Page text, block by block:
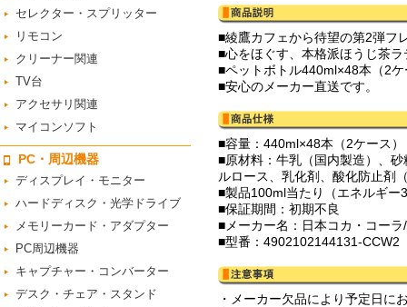
セレクター・スプリッター
リモコン
クリーナー関連
TV台
アクセサリ関連
マイコンソフト
PC・周辺機器
ディスプレイ・モニター
ハードディスク・光学ドライブ
メモリーカード・アダプター
PC周辺機器
キャプチャー・コンバーター
デスク・チェア・スタンド
■綾鷹カフェから待望の第2弾フ
■心をほぐす、本格派ほうじ茶ラ
■ペットボトル440ml×48本（2
■安心のメーカー直送です。
■容量：440ml×48本（2ケース）
■原材料：牛乳（国内製造）、
ルロース、乳化剤、酸化防止剤
■製品100ml当たり（エネルギ
■保証期間：初期不良
■メーカー名：日本コカ・コー
■型番：4902102144131-CCW2
・メーカー欠品により予定日に